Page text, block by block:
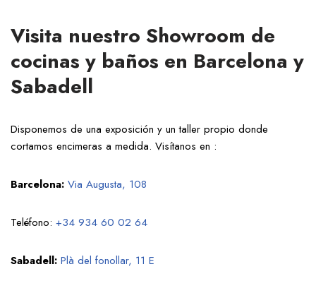
Visita nuestro Showroom de
cocinas y baños en Barcelona y
Sabadell
Disponemos de una exposición y un taller propio donde
cortamos encimeras a medida. Visítanos en :
Barcelona: Via Augusta, 108
Teléfono: +34 934 60 02 64
Sabadell: Plà del fonollar, 11 E